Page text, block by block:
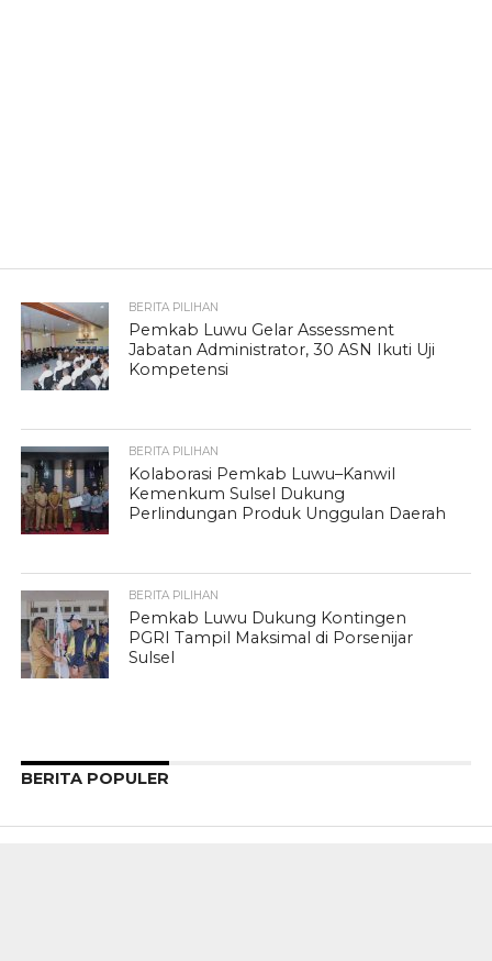
BERITA PILIHAN
Pemkab Luwu Gelar Assessment
Jabatan Administrator, 30 ASN Ikuti Uji
Kompetensi
BERITA PILIHAN
Kolaborasi Pemkab Luwu–Kanwil
Kemenkum Sulsel Dukung
Perlindungan Produk Unggulan Daerah
BERITA PILIHAN
Pemkab Luwu Dukung Kontingen
PGRI Tampil Maksimal di Porsenijar
Sulsel
BERITA POPULER